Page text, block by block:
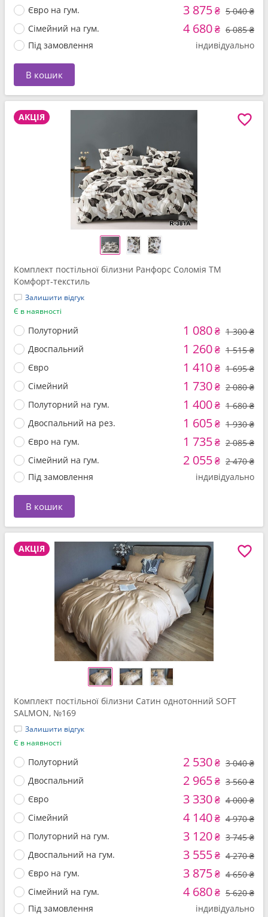
Євро на гум.
3 875₴ 5 040 ₴
Сімейний на гум.
4 680₴ 6 085 ₴
Під замовлення
індивідуально
В кошик
АКЦІЯ
Комплект постільної білизни Ранфорс Соломія ТМ
Комфорт-текстиль
Залишити відгук
Є в наявності
Полуторний 1 080₴ 1 300 ₴
Двоспальний
1 260₴ 1 515 ₴
Євро
1 410₴ 1 695 ₴
Сімейний
1 730₴ 2 080 ₴
Полуторний на гум.
1 400₴ 1 680 ₴
Двоспальний на рез.
1 605₴ 1 930 ₴
Євро на гум.
1 735₴ 2 085 ₴
Сімейний на гум.
2 055₴ 2 470 ₴
Під замовлення
індивідуально
В кошик
АКЦІЯ
Комплект постільної білизни Сатин однотонний SOFT
SALMON, №169
Залишити відгук
Є в наявності
Полуторний 2 530₴ 3 040 ₴
Двоспальний
2 965₴ 3 560 ₴
Євро
3 330₴ 4 000 ₴
Сімейний
4 140₴ 4 970 ₴
Полуторний на гум.
3 120₴ 3 745 ₴
Двоспальний на гум.
3 555₴ 4 270 ₴
Євро на гум.
3 875₴ 4 650 ₴
Сімейний на гум.
4 680₴ 5 620 ₴
Під замовлення
індивідуально